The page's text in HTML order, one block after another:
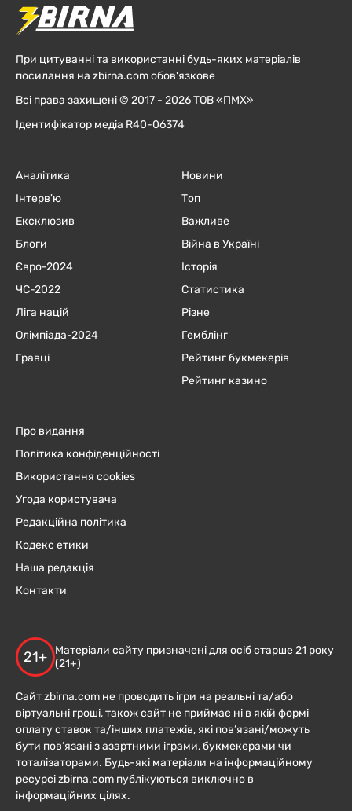
При цитуванні та використанні будь-яких матеріалів
посилання на zbirna.com обов'язкове
Всі права захищені © 2017 - 2026 ТОВ «ПМХ»
Ідентифікатор медіа R40-06374
Аналітика
Інтерв'ю
Ексклюзив
Блоги
Євро-2024
ЧC-2022
Ліга націй
Олімпіада-2024
Гравці
Новини
Топ
Важливе
Війна в Україні
Історія
Статистика
Різне
Гемблінг
Рейтинг букмекерів
Рейтинг казино
Про видання
Політика конфіденційності
Використання cookies
Угода користувача
Редакційна політика
Кодекс етики
Наша редакція
Контакти
21+
Матеріали сайту призначені для осіб старше 21 року
(21+)
Сайт zbirna.com не проводить ігри на реальні та/або
віртуальні гроші, також сайт не приймає ні в якій формі
оплату ставок та/інших платежів, які пов’язані/можуть
бути пов’язані з азартними іграми, букмекерами чи
тоталізаторами. Будь-які матеріали на інформаційному
ресурсі zbirna.com публікуються виключно в
інформаційних цілях.